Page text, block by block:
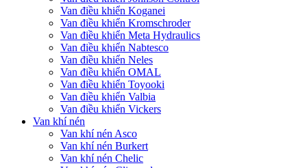
Van điều khiển Koganei
Van điều khiển Kromschroder
Van điều khiển Meta Hydraulics
Van điều khiển Nabtesco
Van điều khiển Neles
Van điều khiển OMAL
Van điều khiển Toyooki
Van điều khiển Valbia
Van điều khiển Vickers
Van khí nén
Van khí nén Asco
Van khí nén Burkert
Van khí nén Chelic